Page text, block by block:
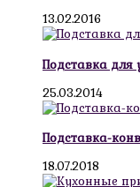
13.02.2016
Подставка
25.03.2014
Подставка-
18.07.2018